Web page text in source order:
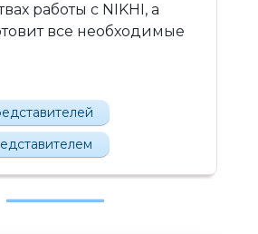
работы с NIKHI, а
все необходимые